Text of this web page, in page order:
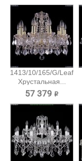
1413/10/165/G/Leafs
Хрустальная...
57 379 ₽